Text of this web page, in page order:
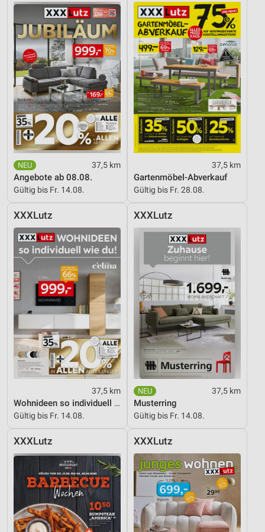
37,5 km
Angebote ab 08.08.
Gültig bis Fr. 14.08.
37,5 km
Gartenmöbel-Abverkauf
Gültig bis Fr. 28.08.
XXXLutz
37,5 km
Wohnideen so individuell wie du!
Gültig bis Fr. 14.08.
XXXLutz
37,5 km
Musterring
Gültig bis Fr. 14.08.
XXXLutz XXXLutz